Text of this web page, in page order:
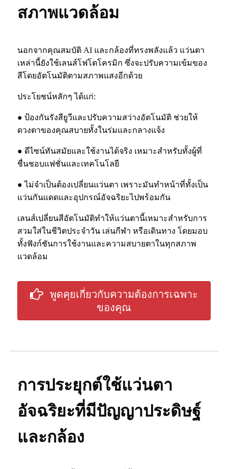
สภาพแวดล้อม
นอกจากคุณสมบัติ AI และกล้องที่ทรงพลังแล้ว แว่นตา
เหล่านี้ยังใช้เลนส์โฟโตโครมิก ซึ่งจะปรับความเข้มของ
สีโดยอัตโนมัติตามสภาพแสงอีกด้วย
ประโยชน์หลักๆ ได้แก่:
● ป้องกันรังสียูวีและปรับความสว่างอัตโนมัติ ช่วยให้
ดวงตาของคุณสบายทั้งในร่มและกลางแจ้ง
● ดีไซน์ทันสมัยและใช้งานได้จริง เหมาะสำหรับทั้งผู้ที่
ชื่นชอบแฟชั่นและเทคโนโลยี
● ไม่จำเป็นต้องเปลี่ยนแว่นตา เพราะมันทำหน้าที่ทั้งเป็น
แว่นกันแดดและอุปกรณ์อัจฉริยะไปพร้อมกัน
เลนส์เปลี่ยนสีอัตโนมัติทำให้แว่นตานี้เหมาะสำหรับการ
สวมใส่ในชีวิตประจำวัน เล่นกีฬา หรือเดินทาง โดยมอบ
ทั้งฟังก์ชันการใช้งานและความสบายตาในทุกสภาพ
แวดล้อม
พูดคุยเกี่ยวกับความต้องการเฉพาะ
ของคุณ
การประยุกต์ใช้แว่นตา
อัจฉริยะที่มีปัญญาประดิษฐ์
และกล้อง